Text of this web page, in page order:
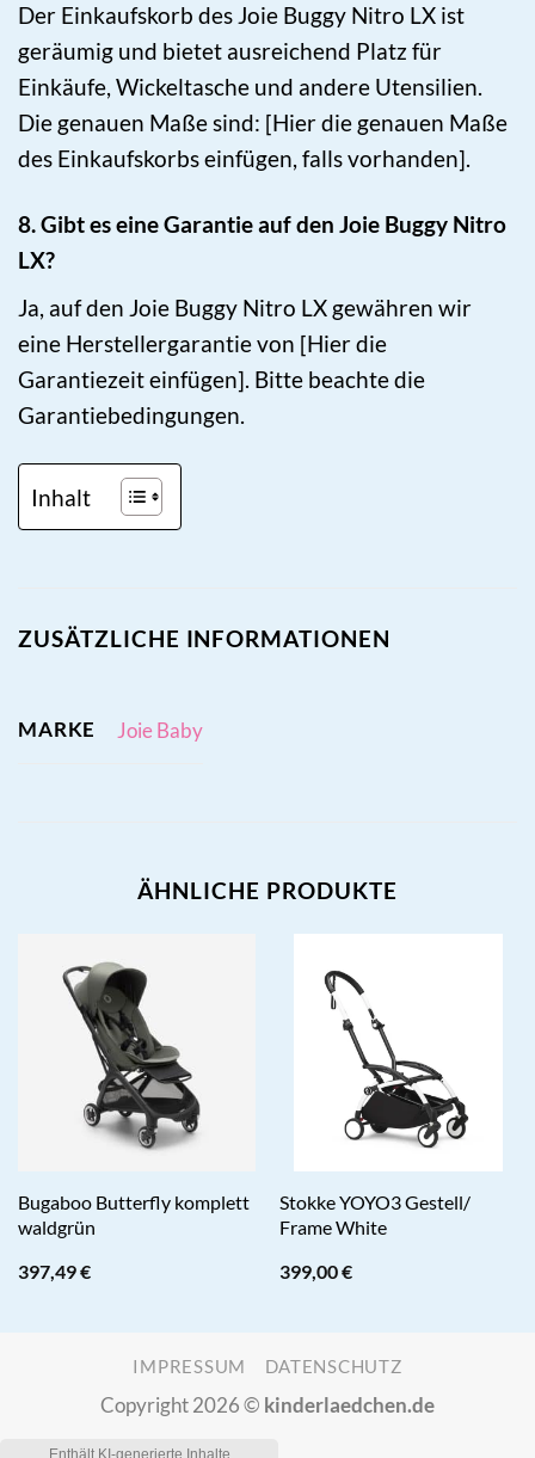
Der Einkaufskorb des Joie Buggy Nitro LX ist
geräumig und bietet ausreichend Platz für
Einkäufe, Wickeltasche und andere Utensilien.
Die genauen Maße sind: [Hier die genauen Maße
des Einkaufskorbs einfügen, falls vorhanden].
8. Gibt es eine Garantie auf den Joie Buggy Nitro
LX?
Ja, auf den Joie Buggy Nitro LX gewähren wir
eine Herstellergarantie von [Hier die
Garantiezeit einfügen]. Bitte beachte die
Garantiebedingungen.
Inhalt
ZUSÄTZLICHE INFORMATIONEN
MARKE Joie Baby
ÄHNLICHE PRODUKTE
Bugaboo Butterfly komplett
waldgrün
397,49€
Stokke YOYO3 Gestell/
Frame White
399,00€
IMPRESSUM DATENSCHUTZ
Copyright 2026 © kinderlaedchen.de